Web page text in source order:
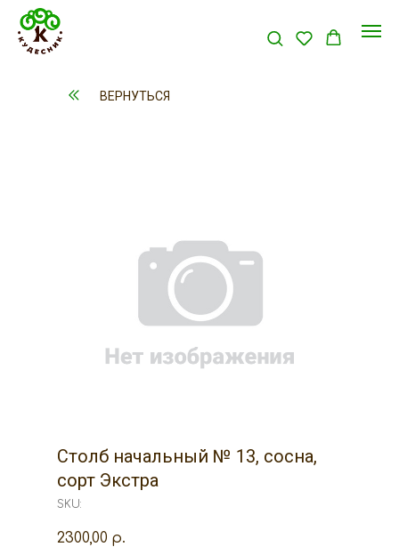
ВЕРНУТЬСЯ
Столб начальный № 13, сосна,
сорт Экстра
SKU:
2300,00 р.